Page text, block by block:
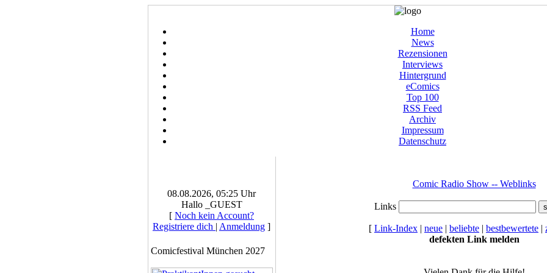
Home
News
Rezensionen
Interviews
Hintergrund
eComics
Top 100
RSS Feed
Archiv
Impressum
Datenschutz
08.08.2026, 05:25 Uhr
Hallo _GUEST
[ Noch kein Account?
Registriere dich | Anmeldung ]
Comicfestival München 2027
Comic Radio Show -- Weblinks
Links
[ Link-Index | neue | beliebte | bestbewertete |
defekten Link melden